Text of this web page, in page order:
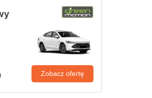
Zobacz ofertę